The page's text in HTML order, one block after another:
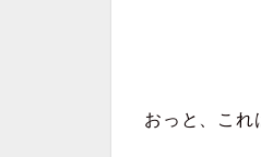
おっと、これ